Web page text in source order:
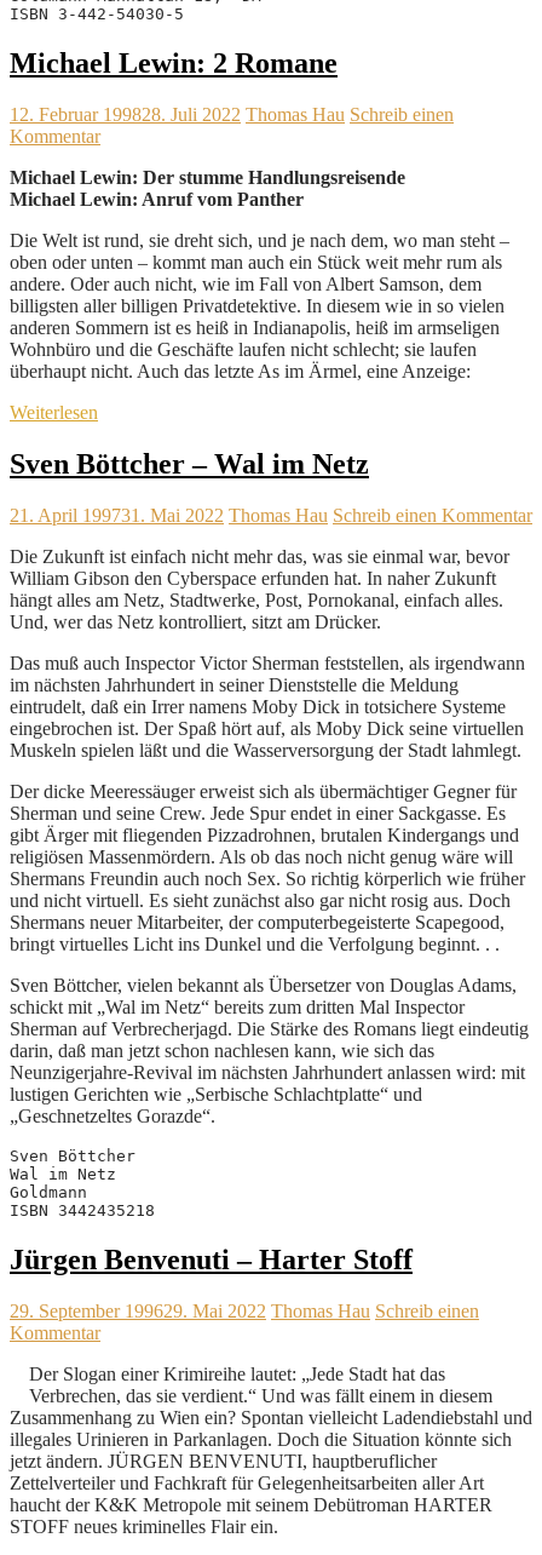
ISBN 3-442-54030-5
Michael Lewin: 2 Romane
12. Februar 199828. Juli 2022 Thomas Hau Schreib einen
Kommentar
Michael Lewin: Der stumme Handlungsreisende
Michael Lewin: Anruf vom Panther
Die Welt ist rund, sie dreht sich, und je nach dem, wo man steht –
oben oder unten – kommt man auch ein Stück weit mehr rum als
andere. Oder auch nicht, wie im Fall von Albert Samson, dem
billigsten aller billigen Privatdetektive. In diesem wie in so vielen
anderen Sommern ist es heiß in Indianapolis, heiß im armseligen
Wohnbüro und die Geschäfte laufen nicht schlecht; sie laufen
überhaupt nicht. Auch das letzte As im Ärmel, eine Anzeige:
Weiterlesen
Sven Böttcher – Wal im Netz
21. April 199731. Mai 2022 Thomas Hau Schreib einen Kommentar
Die Zukunft ist einfach nicht mehr das, was sie einmal war, bevor
William Gibson den Cyberspace erfunden hat. In naher Zukunft
hängt alles am Netz, Stadtwerke, Post, Pornokanal, einfach alles.
Und, wer das Netz kontrolliert, sitzt am Drücker.
Das muß auch Inspector Victor Sherman feststellen, als irgendwann
im nächsten Jahrhundert in seiner Dienststelle die Meldung
eintrudelt, daß ein Irrer namens Moby Dick in totsichere Systeme
eingebrochen ist. Der Spaß hört auf, als Moby Dick seine virtuellen
Muskeln spielen läßt und die Wasserversorgung der Stadt lahmlegt.
Der dicke Meeressäuger erweist sich als übermächtiger Gegner für
Sherman und seine Crew. Jede Spur endet in einer Sackgasse. Es
gibt Ärger mit fliegenden Pizzadrohnen, brutalen Kindergangs und
religiösen Massenmördern. Als ob das noch nicht genug wäre will
Shermans Freundin auch noch Sex. So richtig körperlich wie früher
und nicht virtuell. Es sieht zunächst also gar nicht rosig aus. Doch
Shermans neuer Mitarbeiter, der computerbegeisterte Scapegood,
bringt virtuelles Licht ins Dunkel und die Verfolgung beginnt. . .
Sven Böttcher, vielen bekannt als Übersetzer von Douglas Adams,
schickt mit „Wal im Netz“ bereits zum dritten Mal Inspector
Sherman auf Verbrecherjagd. Die Stärke des Romans liegt eindeutig
darin, daß man jetzt schon nachlesen kann, wie sich das
Neunzigerjahre-Revival im nächsten Jahrhundert anlassen wird: mit
lustigen Gerichten wie „Serbische Schlachtplatte“ und
„Geschnetzeltes Gorazde“.
Sven Böttcher
Wal im Netz
Goldmann
ISBN 3442435218
Jürgen Benvenuti – Harter Stoff
29. September 199629. Mai 2022 Thomas Hau Schreib einen
Kommentar
Der Slogan einer Krimireihe lautet: „Jede Stadt hat das
Verbrechen, das sie verdient.“ Und was fällt einem in diesem
Zusammenhang zu Wien ein? Spontan vielleicht Ladendiebstahl und
illegales Urinieren in Parkanlagen. Doch die Situation könnte sich
jetzt ändern. JÜRGEN BENVENUTI, hauptberuflicher
Zettelverteiler und Fachkraft für Gelegenheitsarbeiten aller Art
haucht der K&K Metropole mit seinem Debütroman HARTER
STOFF neues kriminelles Flair ein.